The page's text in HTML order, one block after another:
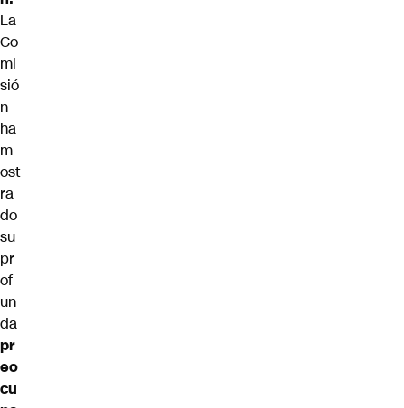
La
Co
mi
sió
n
ha
m
ost
ra
do
su
pr
of
un
da
pr
eo
cu